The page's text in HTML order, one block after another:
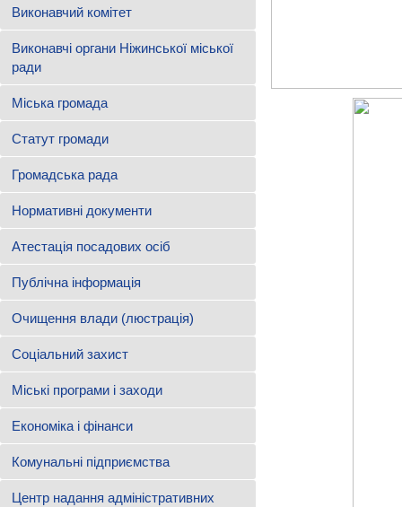
Виконавчий комітет
Виконавчі органи Ніжинської міської
ради
Міська громада
Статут громади
Громадська рада
Нормативні документи
Атестація посадових осіб
Публічна інформація
Очищення влади (люстрація)
Соціальний захист
Міські програми і заходи
Економіка і фінанси
Комунальні підприємства
Центр надання адміністративних